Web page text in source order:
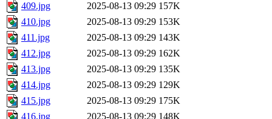
409.jpg 2025-08-13 09:29 157K
410.jpg
2025-08-13 09:29 153K
411.jpg
2025-08-13 09:29 143K
412.jpg
2025-08-13 09:29 162K
413.jpg
2025-08-13 09:29 135K
414.jpg
2025-08-13 09:29 129K
415.jpg
2025-08-13 09:29 175K
416.jpg
2025-08-13 09:29 148K